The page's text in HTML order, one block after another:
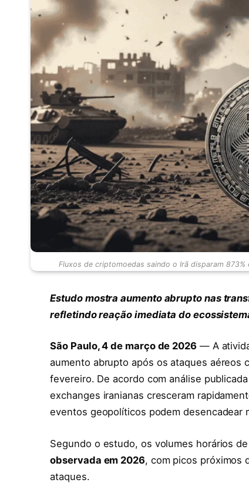
Fluxos de criptomoedas saindo o Irã disparam
Estudo mostra aumento abrupto nas
refletindo reação imediata do
São Paulo, 4 de março de 2026 — A
aumento abrupto após os ataques aéreos
fevereiro. De acordo com análise
exchanges iranianas cresceram
eventos geopolíticos podem desencadear
Segundo o estudo, os volumes horários
observada em 2026, com picos próximos
ataques.